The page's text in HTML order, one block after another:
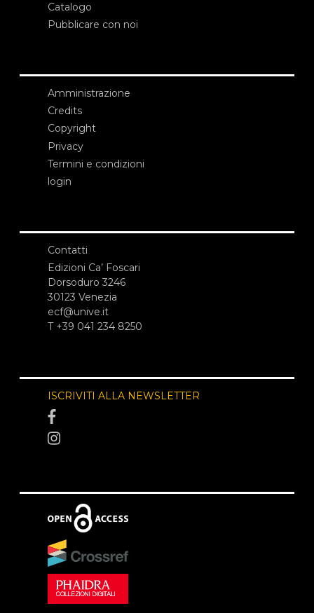
Catalogo
Pubblicare con noi
Amministrazione
Credits
Copyright
Privacy
Termini e condizioni
login
Contatti
Edizioni Ca’ Foscari
Dorsoduro 3246
30123 Venezia
ecf@unive.it
T +39 041 234 8250
ISCRIVITI ALLA NEWSLETTER